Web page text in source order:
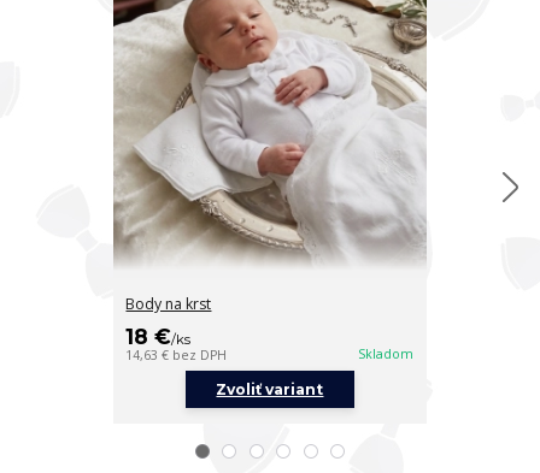
Body na krst
18 €/ks
14,63 € bez DPH Skladom
Zvoliť variant